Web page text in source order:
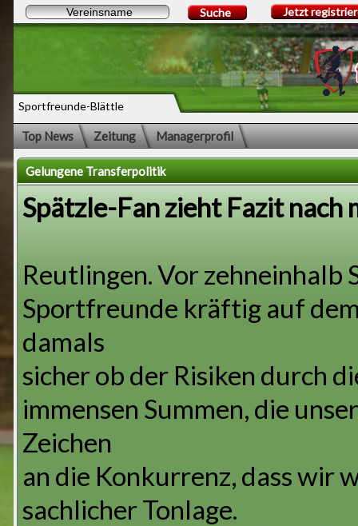
Sportfreunde-Blättle
Suche Jetzt
Top News Zeitung Managerprofil
Gelungene Transferpolitik
Spätzle-Fan zieht Fazit nach
Reutlingen. Vor zehneinhalb
Sportfreunde kräftig auf
damals
sicher ob der Risiken durch
immensen Summen, die
Zeichen
an die Konkurrenz, dass wir
sachlicher Tonlage.